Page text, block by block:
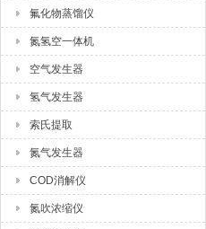
氟化物蒸馏仪
氮氢空一体机
空气发生器
氢气发生器
索氏提取
氮气发生器
COD消解仪
氮吹浓缩仪